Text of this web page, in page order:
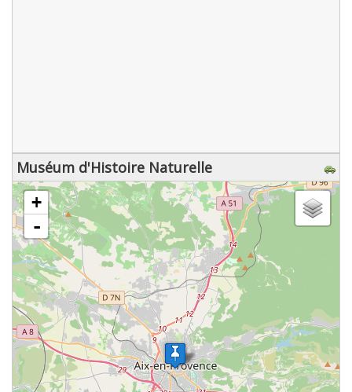
Muséum d'Histoire Naturelle
chargement de la carte - veuillez patienter...
+
-